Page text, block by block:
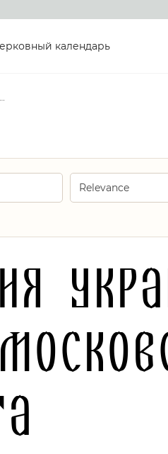
календарь
Церковь Святого Георгия Украинской православной церкви Московского патриархата